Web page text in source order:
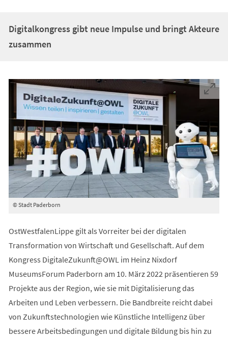
Digitalkongress gibt neue Impulse und bringt Akteure
zusammen
© Stadt Paderborn
OstWestfalenLippe gilt als Vorreiter bei der digitalen
Transformation von Wirtschaft und Gesellschaft. Auf dem
Kongress DigitaleZukunft@OWL im Heinz Nixdorf
MuseumsForum Paderborn am 10. März 2022 präsentieren 59
Projekte aus der Region, wie sie mit Digitalisierung das
Arbeiten und Leben verbessern. Die Bandbreite reicht dabei
von Zukunftstechnologien wie Künstliche Intelligenz über
bessere Arbeitsbedingungen und digitale Bildung bis hin zu